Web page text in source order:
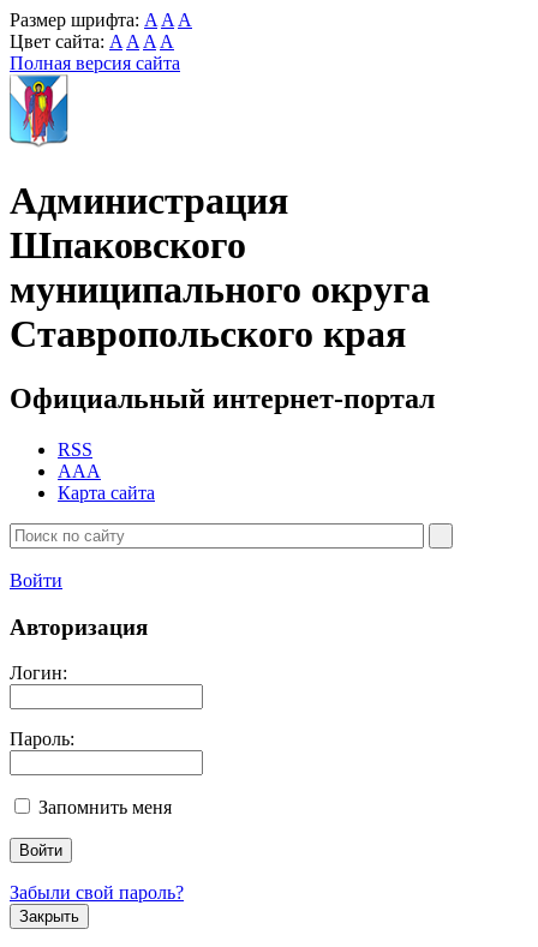
Размер шрифта: A A A
Цвет сайта: A A A A
Полная версия сайта
Администрация
Шпаковского
муниципального округа
Ставропольского края
Официальный интернет-портал
RSS
AAA
Карта сайта
Войти
Авторизация
Логин:
Пароль:
Запомнить меня
Забыли свой пароль?
Закрыть